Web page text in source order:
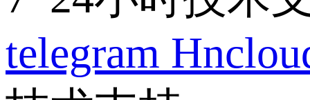
telegram